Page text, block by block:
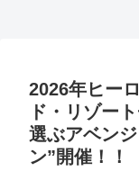
2026年ヒー
ド・リゾー
選ぶアベン
ン”開催！！